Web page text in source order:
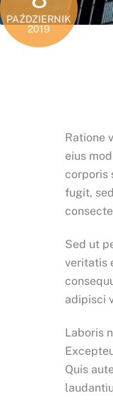
PAŹDZIERNIK
2019
Ratione
eius
corporis
fugit,
Sed ut
veritatis
adipisci
Laboris
Quis